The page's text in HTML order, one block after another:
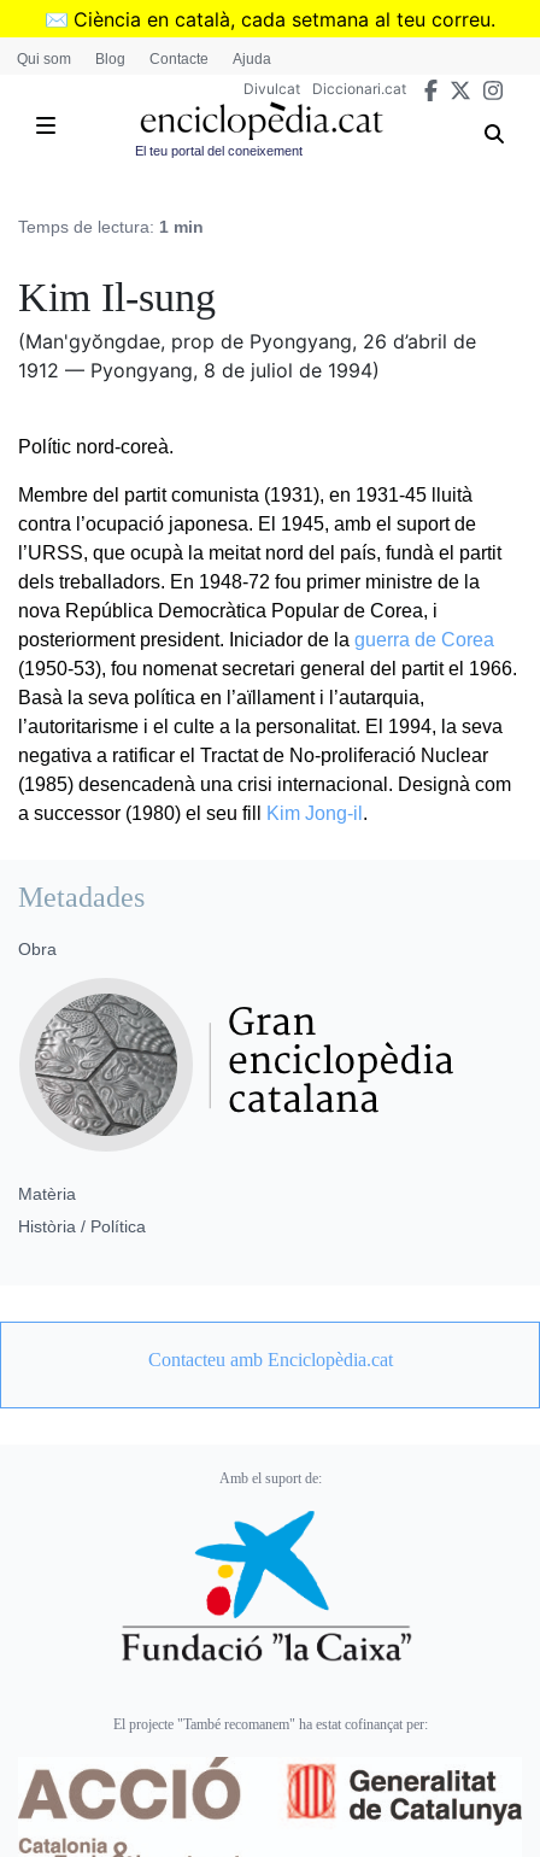
Vés
✉️ Ciència en català, cada setmana al teu correu.
➜Subscriu-te al butlletí de Divulcat
Qui som Blog Contacte Ajuda
Divulcat Diccionari.cat
El teu portal del coneixement
Temps de lectura: 1 min
Kim Il-sung
(Man'gyŏngdae, prop de Pyongyang, 26 d’abril de
1912 — Pyongyang, 8 de juliol de 1994)
Polític nord-coreà.
Membre del partit comunista (1931), en 1931-45 lluità
contra l’ocupació japonesa. El 1945, amb el suport de
l’URSS, que ocupà la meitat nord del país, fundà el partit
dels treballadors. En 1948-72 fou primer ministre de la
nova República Democràtica Popular de Corea, i
posteriorment president. Iniciador de la guerra de Corea
(1950-53), fou nomenat secretari general del partit el 1966.
Basà la seva política en l’aïllament i l’autarquia,
l’autoritarisme i el culte a la personalitat. El 1994, la seva
negativa a ratificar el Tractat de No-proliferació Nuclear
(1985) desencadenà una crisi internacional. Designà com
a successor (1980) el seu fill
Kim Jong-il .
Metadades
Obra
Matèria
Història / Política
Contacteu amb Enciclopèdia.cat
Amb el suport de:
El projecte "També recomanem" ha estat cofinançat per: